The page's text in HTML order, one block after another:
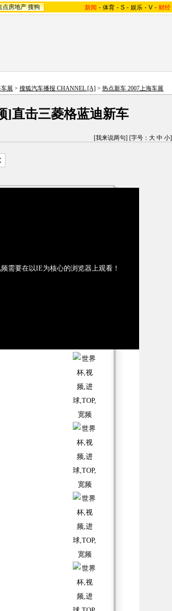
点房地产 搜狗 新闻 - 体育 - S - 娱乐 - V - 财经
展 > 搜狐汽车播报 CHANNEL [A] > 热点新车 2007上海车展
]直击三菱格蓝迪新车
[我来说两句] [字号： 大 中 小]
需要在以IE为核心的浏览器上观看！